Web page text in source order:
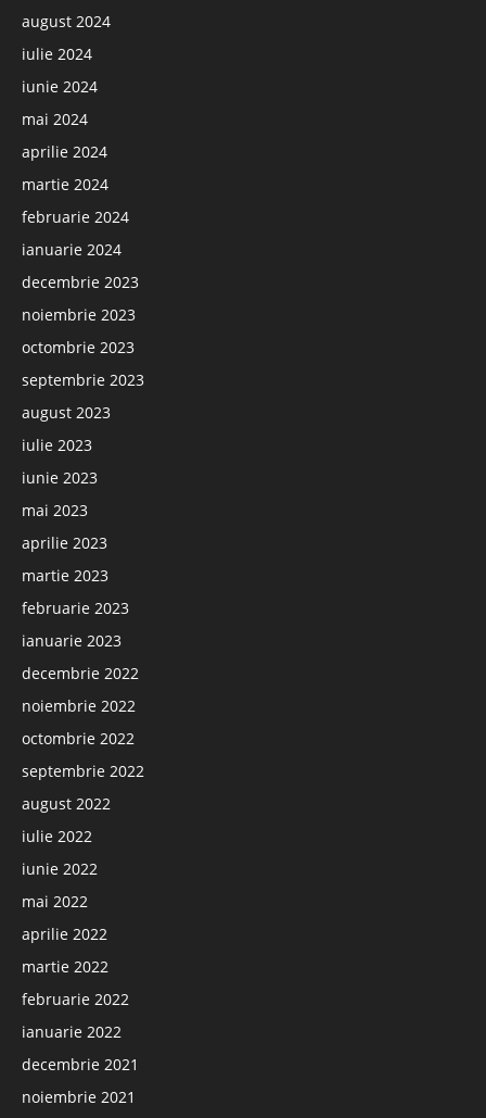
august 2024
iulie 2024
iunie 2024
mai 2024
aprilie 2024
martie 2024
februarie 2024
ianuarie 2024
decembrie 2023
noiembrie 2023
octombrie 2023
septembrie 2023
august 2023
iulie 2023
iunie 2023
mai 2023
aprilie 2023
martie 2023
februarie 2023
ianuarie 2023
decembrie 2022
noiembrie 2022
octombrie 2022
septembrie 2022
august 2022
iulie 2022
iunie 2022
mai 2022
aprilie 2022
martie 2022
februarie 2022
ianuarie 2022
decembrie 2021
noiembrie 2021